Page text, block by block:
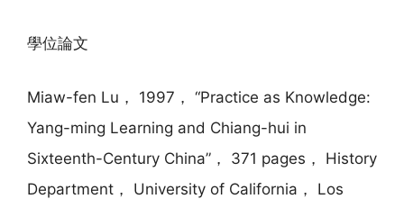
學位論文
Miaw-fen Lu， 1997， “Practice as Knowledge:
Yang-ming Learning and Chiang-hui in
Sixteenth-Century China”， 371 pages， History
Department， University of California， Los